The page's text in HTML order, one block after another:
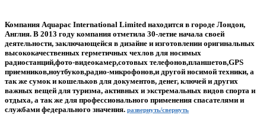
Компания Aquapac International Limited находится в городе Лондон,
Англия. В 2013 году компания отметила 30-летие начала своей
деятельности, заключающейся в дизайне и изготовлении оригинальных
высококачественных герметичных чехлов для носимых
радиостанций,фото-видеокамер,сотовых телефонов,планшетов,GPS
приемников,ноутбуков,радио-микрофонов,и другой носимой техники, а
так же сумок и кошельков для документов, денег, ключей и других
важных вещей для туризма, активных и экстремальных видов спорта и
отдыха, а так же для профессионального применения спасателями и
службами федерального значения. развернуть/свернуть